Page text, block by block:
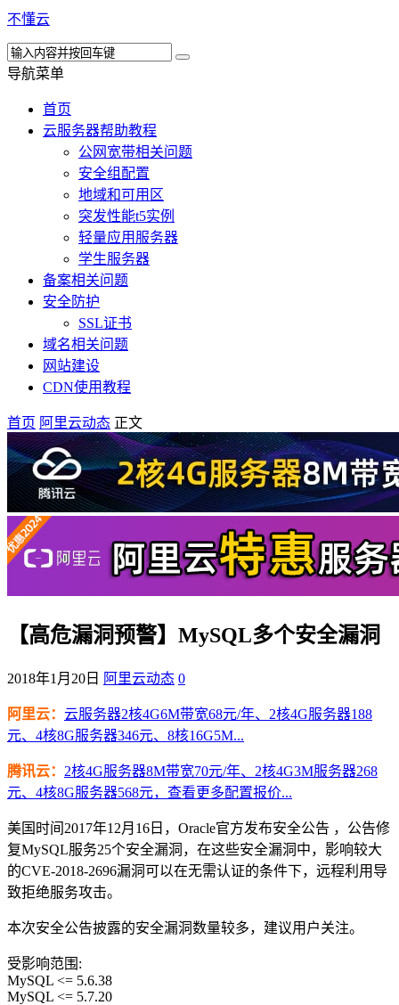
不懂云
导航菜单
首页
云服务器帮助教程
公网宽带相关问题
安全组配置
地域和可用区
突发性能t5实例
轻量应用服务器
学生服务器
备案相关问题
安全防护
SSL证书
域名相关问题
网站建设
CDN使用教程
首页 阿里云动态 正文
【高危漏洞预警】MySQL多个安全漏洞
2018年1月20日 阿里云动态 0
阿里云： 云服务器2核4G6M带宽68元/年、2核4G服务器188
元、4核8G服务器346元、8核16G5M...
腾讯云： 2核4G服务器8M带宽70元/年、2核4G3M服务器268
元、4核8G服务器568元，查看更多配置报价...
美国时间2017年12月16日，Oracle官方发布安全公告 ，公告修
复MySQL服务25个安全漏洞，在这些安全漏洞中，影响较大
的CVE-2018-2696漏洞可以在无需认证的条件下，远程利用导
致拒绝服务攻击。
本次安全公告披露的安全漏洞数量较多，建议用户关注。
受影响范围:
MySQL <= 5.6.38
MySQL <= 5.7.20